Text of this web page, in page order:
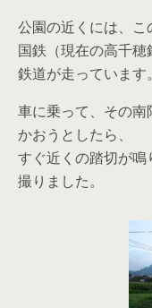
公園の近くには、こ
国鉄（現在の高千
鉄道が走っています。
車に乗って、その
かおうとしたら、
すぐ近くの踏切が
撮りました。